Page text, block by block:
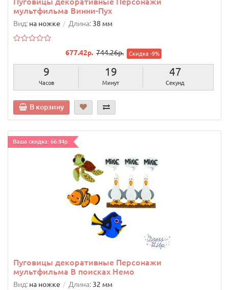
мультфильма Винни-Пух
Вид: на ножке Длина: 38 мм
677.42р. 744.26р. Скидка -9%
9
Часов
19
Минут
46
Секунд
В корзину
Ваша скидка: 66.84р.
Пуговицы декоративные Персонажи
мультфильма В поисках Немо
Вид: на ножке Длина: 32 мм